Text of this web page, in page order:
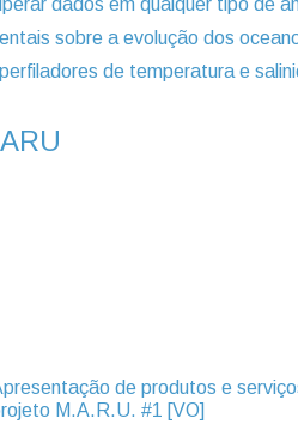
dados em qualquer tipo de
sobre a evolução dos
de temperatura e
de produtos e
M.A.R.U. #1 [VO]